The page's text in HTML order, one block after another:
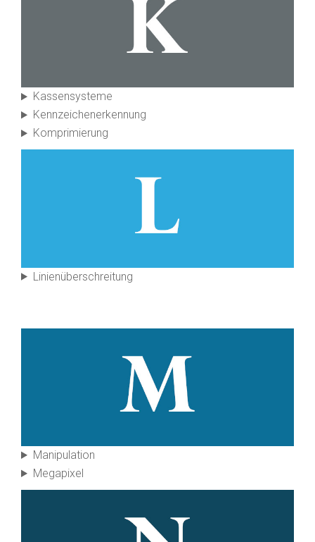
Kassen­systeme
Kennzeichen­erkennung
Kompri­mierung
Linien­über­schreitung
Manipulation
Megapixel